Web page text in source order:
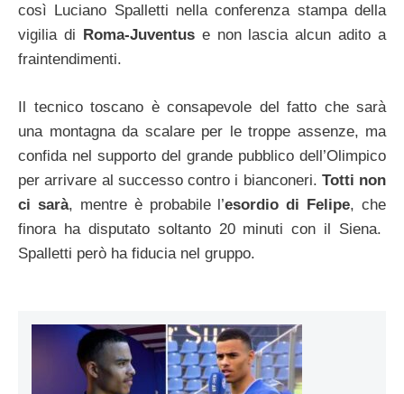
così Luciano Spalletti nella conferenza stampa della
vigilia di
Roma-Juventuse non lascia alcun adito a
fraintendimenti.
Il tecnico toscano è consapevole del fatto che sarà
una montagna da scalare per le troppe assenze, ma
confida nel supporto del grande pubblico dell’Olimpico
per arrivare al successo contro i bianconeri. Totti non
ci sarà, mentre è probabile l’esordio di Felipe, che
finora ha disputato soltanto 20 minuti con il Siena.
Spalletti però ha fiducia nel gruppo.